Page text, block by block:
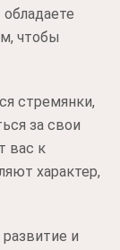
чтобы
стремянки,
за свои
вас к
характер,
и